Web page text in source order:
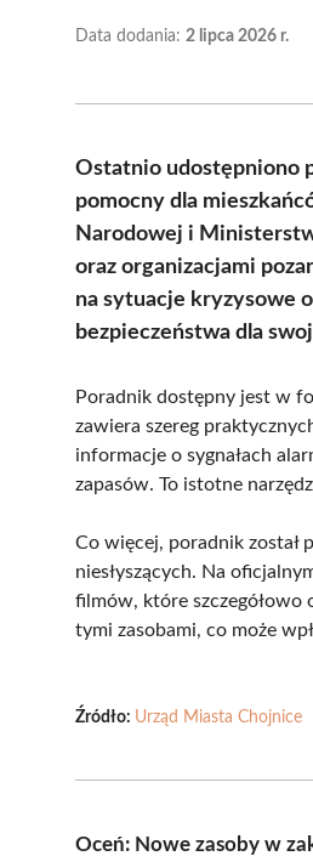
Data dodania: 2 lipca 2026 r.
Ostatnio udostępniono
pomocny dla
Narodowej i
oraz organizacjami
na sytuacje kryzysowe
bezpieczeństwa dla
Poradnik dostępny jest w
zawiera szereg
informacje o sygnałach
zapasów. To istotne
Co więcej, poradnik został
niesłyszących. Na
filmów, które szczegółowo
tymi zasobami, co może
Źródło: Urząd Miasta Chojnice
Oceń: Nowe zasoby w